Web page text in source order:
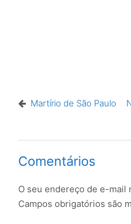
Martírio de São Paulo
Comentários
O seu endereço de e-mail
Campos obrigatórios são